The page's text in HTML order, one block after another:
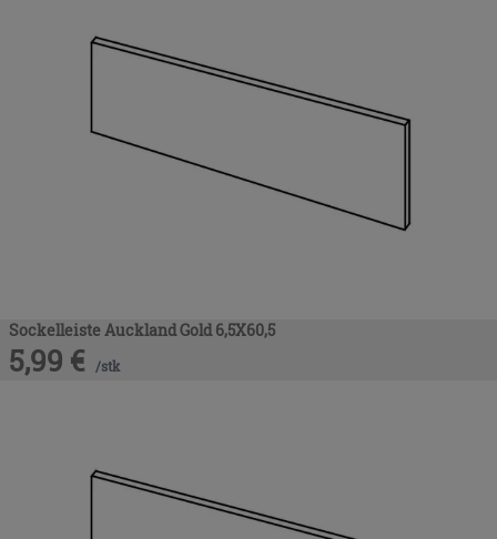
Sockelleiste Auckland Gold 6,5X60,5
5,99 € /stk